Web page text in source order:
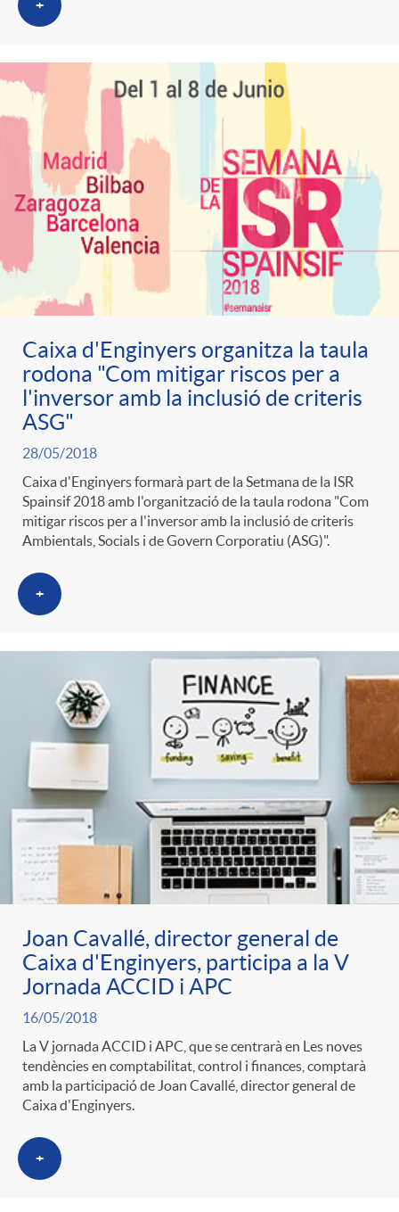
+
Caixa d'Enginyers organitza la taula
rodona "Com mitigar riscos per a
l'inversor amb la inclusió de criteris
ASG"
28/05/2018
Caixa d'Enginyers formarà part de la Setmana de la ISR
Spainsif 2018 amb l'organització de la taula rodona "Com
mitigar riscos per a l'inversor amb la inclusió de criteris
Ambientals, Socials i de Govern Corporatiu (ASG)".
+
Joan Cavallé, director general de
Caixa d'Enginyers, participa a la V
Jornada ACCID i APC
16/05/2018
La V jornada ACCID i APC, que se centrarà en Les noves
tendències en comptabilitat, control i finances, comptarà
amb la participació de Joan Cavallé, director general de
Caixa d'Enginyers.
+